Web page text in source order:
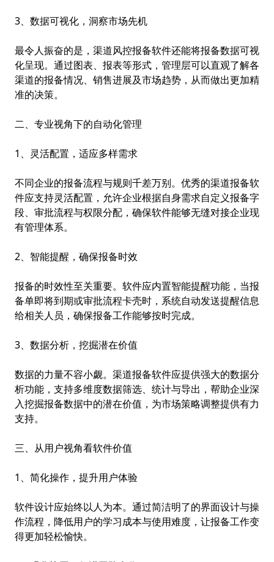
3、数据可视化，洞察市场先机
最令人振奋的是， 渠道风控报备软件还能将报备数据可视
化呈现。通过图表、报表等形式，管理层可以直观了解各
渠道的报备情况、销售进展及市场趋势，从而做出更加精
准的决策。
二、专业视角下的自动化管理
1、灵活配置，适应多样需求
不同企业的报备流程与规则千差万别。优秀的渠道报备软
件应支持灵活配置，允许企业根据自身需求自定义报备字
段、审批流程与权限分配，确保软件能够无缝对接企业现
有管理体系。
2、智能提醒，确保报备时效
报备的时效性至关重要。软件应内置智能提醒功能，当报
备单即将到期或审批流程卡壳时，系统自动发送提醒信息
给相关人员，确保报备工作能够按时完成。
3、数据分析，挖掘潜在价值
数据的力量不容小觑。渠道报备软件应提供强大的数据分
析功能，支持多维度数据筛选、统计与导出，帮助企业深
入挖掘报备数据中的潜在价值，为市场策略调整提供有力
支持。
三、从用户视角看软件价值
1、简化操作，提升用户体验
软件设计应始终以人为本。通过简洁明了的界面设计与操
作流程，降低用户的学习成本与使用难度，让报备工作变
得更加轻松愉快。